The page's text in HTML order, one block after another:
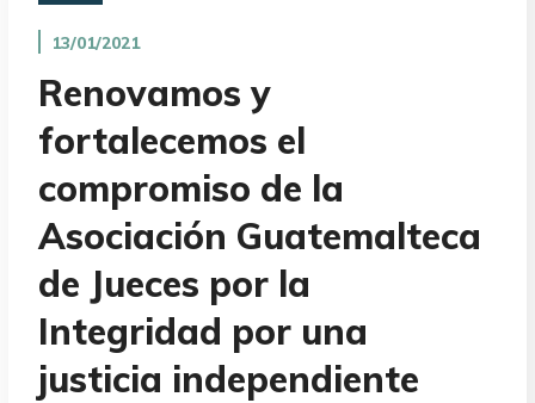
13/01/2021
Renovamos y
fortalecemos el
compromiso de la
Asociación Guatemalteca
de Jueces por la
Integridad por una
justicia independiente